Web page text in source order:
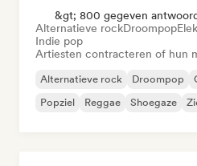
&gt; 800 gegeven
Alternatieve rockDroompop
Indie pop
Artiesten contracteren of hun
Alternatieve rock Droompop
Popziel
Reggae Shoegaze